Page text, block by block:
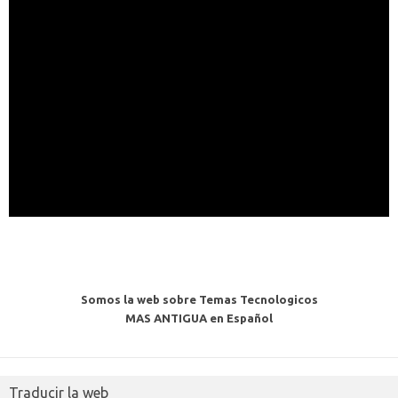
Somos la web sobre Temas Tecnologicos
MAS ANTIGUA en Español
Traducir la web